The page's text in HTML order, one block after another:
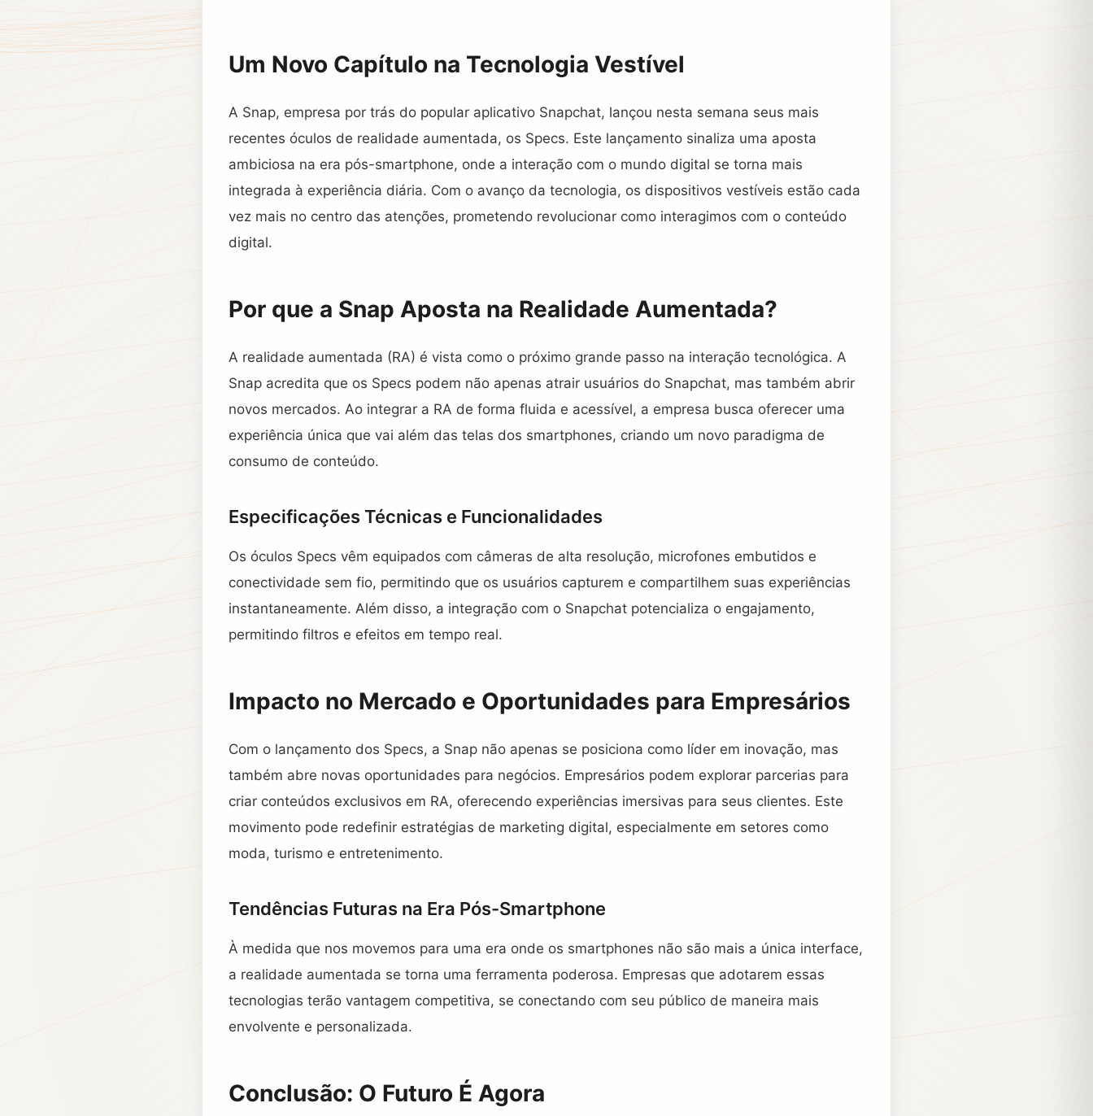
Um Novo Capítulo na Tecnologia Vestível
A Snap, empresa por trás do popular aplicativo Snapchat, lançou nesta semana seus mais
recentes óculos de realidade aumentada, os Specs. Este lançamento sinaliza uma aposta
ambiciosa na era pós-smartphone, onde a interação com o mundo digital se torna mais
integrada à experiência diária. Com o avanço da tecnologia, os dispositivos vestíveis estão cada
vez mais no centro das atenções, prometendo revolucionar como interagimos com o conteúdo
digital.
Por que a Snap Aposta na Realidade Aumentada?
A realidade aumentada (RA) é vista como o próximo grande passo na interação tecnológica. A
Snap acredita que os Specs podem não apenas atrair usuários do Snapchat, mas também abrir
novos mercados. Ao integrar a RA de forma fluida e acessível, a empresa busca oferecer uma
experiência única que vai além das telas dos smartphones, criando um novo paradigma de
consumo de conteúdo.
Especificações Técnicas e Funcionalidades
Os óculos Specs vêm equipados com câmeras de alta resolução, microfones embutidos e
conectividade sem fio, permitindo que os usuários capturem e compartilhem suas experiências
instantaneamente. Além disso, a integração com o Snapchat potencializa o engajamento,
permitindo filtros e efeitos em tempo real.
Impacto no Mercado e Oportunidades para Empresários
Com o lançamento dos Specs, a Snap não apenas se posiciona como líder em inovação, mas
também abre novas oportunidades para negócios. Empresários podem explorar parcerias para
criar conteúdos exclusivos em RA, oferecendo experiências imersivas para seus clientes. Este
movimento pode redefinir estratégias de marketing digital, especialmente em setores como
moda, turismo e entretenimento.
Tendências Futuras na Era Pós-Smartphone
À medida que nos movemos para uma era onde os smartphones não são mais a única interface,
a realidade aumentada se torna uma ferramenta poderosa. Empresas que adotarem essas
tecnologias terão vantagem competitiva, se conectando com seu público de maneira mais
envolvente e personalizada.
Conclusão: O Futuro É Agora